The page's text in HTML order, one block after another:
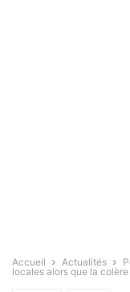
Accueil Actualités
locales alors que la